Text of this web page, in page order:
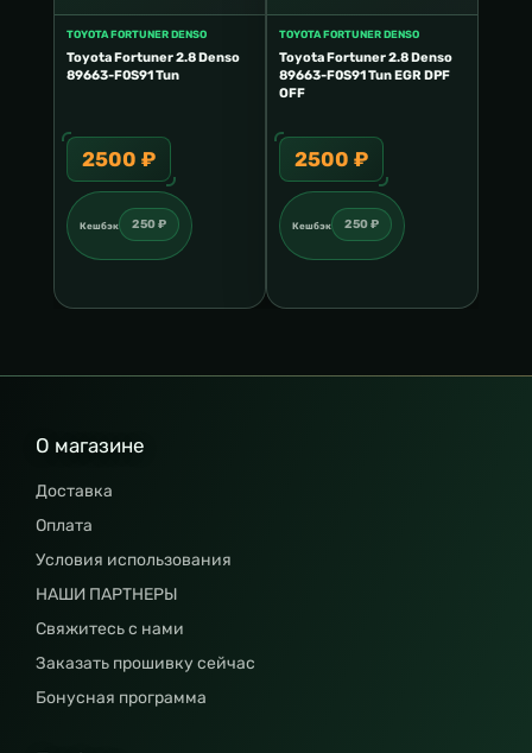
TOYOTA FORTUNER DENSO
Toyota Fortuner 2.8 Denso
89663-F0S91 Tun
2500 ₽
Кешбэк 250 ₽
TOYOTA FORTUNER DENSO
Toyota Fortuner 2.8 Denso
89663-F0S91 Tun EGR DPF
OFF
2500 ₽
Кешбэк 250 ₽
О магазине
Доставка
Оплата
Условия использования
НАШИ ПАРТНЕРЫ
Свяжитесь с нами
Заказать прошивку сейчас
Бонусная программа